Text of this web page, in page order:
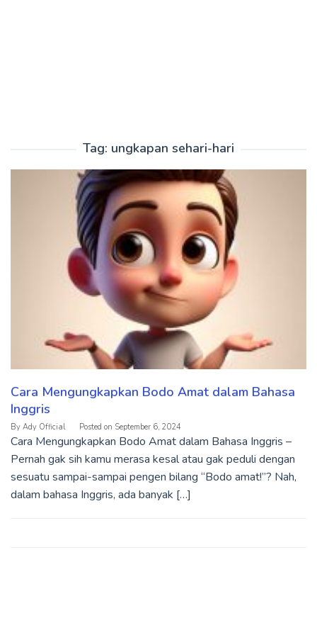
Tag: ungkapan sehari-hari
Cara Mengungkapkan Bodo Amat dalam Bahasa
Inggris
By Ady Official Posted on September 6, 2024
Cara Mengungkapkan Bodo Amat dalam Bahasa Inggris –
Pernah gak sih kamu merasa kesal atau gak peduli dengan
sesuatu sampai-sampai pengen bilang “Bodo amat!”? Nah,
dalam bahasa Inggris, ada banyak […]